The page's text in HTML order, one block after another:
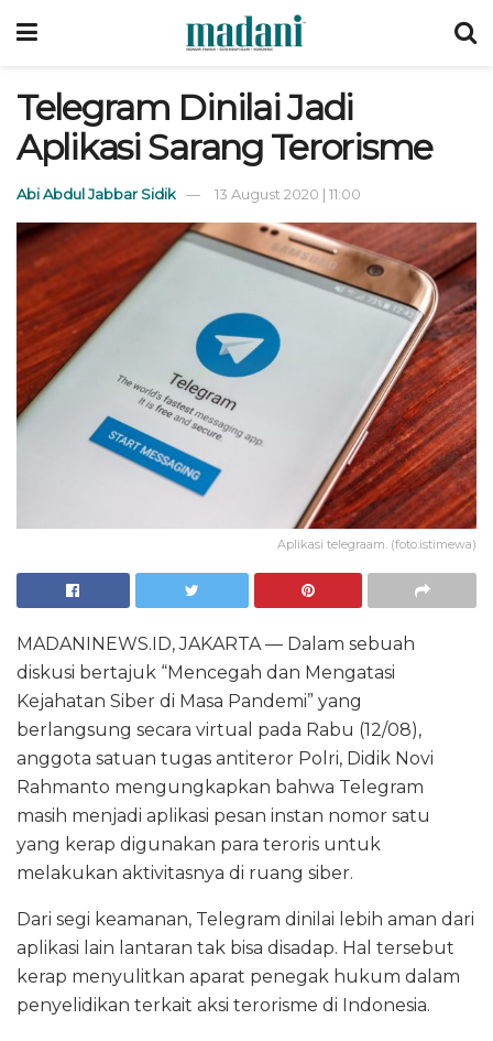
Telegram Dinilai Jadi
Aplikasi Sarang Terorisme
Abi Abdul Jabbar Sidik 13 August 2020 | 11:00
Aplikasi telegraam. (foto:istimewa)
MADANINEWS.ID, JAKARTA — Dalam sebuah
diskusi bertajuk “Mencegah dan Mengatasi
Kejahatan Siber di Masa Pandemi” yang
berlangsung secara virtual pada Rabu (12/08),
anggota satuan tugas antiteror Polri, Didik Novi
Rahmanto mengungkapkan bahwa Telegram
masih menjadi aplikasi pesan instan nomor satu
yang kerap digunakan para teroris untuk
melakukan aktivitasnya di ruang siber.
Dari segi keamanan, Telegram dinilai lebih aman dari
aplikasi lain lantaran tak bisa disadap. Hal tersebut
kerap menyulitkan aparat penegak hukum dalam
penyelidikan terkait aksi terorisme di Indonesia.